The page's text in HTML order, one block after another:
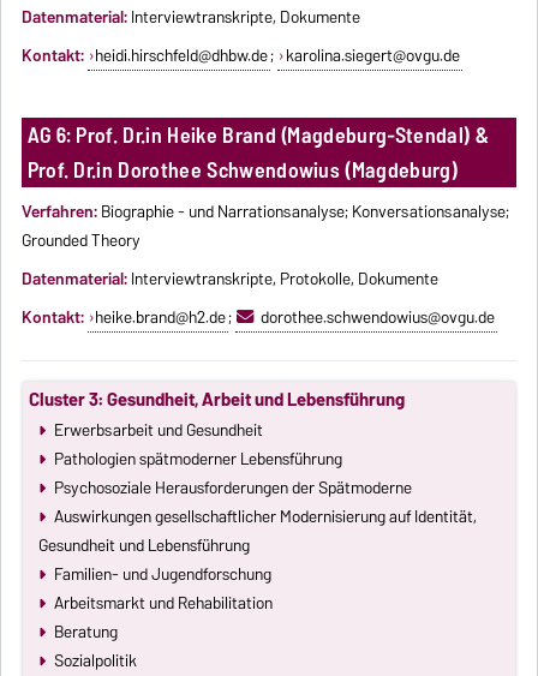
Datenmaterial:Interviewtranskripte, Dokumente
Kontakt: heidi.hirschfeld@dhbw.de; karolina.siegert@ovgu.de
AG 6: Prof. Dr.in Heike Brand (Magdeburg-Stendal) &
Prof. Dr.in Dorothee Schwendowius (Magdeburg)
Verfahren:Biographie - und Narrationsanalyse; Konversationsanalyse;
Grounded Theory
Datenmaterial:Interviewtranskripte, Protokolle, Dokumente
Kontakt: heike.brand@h2.de; dorothee.schwendowius@ovgu.de
Cluster 3: Gesundheit, Arbeit und Lebensführung
Erwerbsarbeit und Gesundheit
Pathologien spätmoderner Lebensführung
Psychosoziale Herausforderungen der Spätmoderne
Auswirkungen gesellschaftlicher Modernisierung auf Identität,
Gesundheit und Lebensführung
Familien- und Jugendforschung
Arbeitsmarkt und Rehabilitation
Beratung
Sozialpolitik